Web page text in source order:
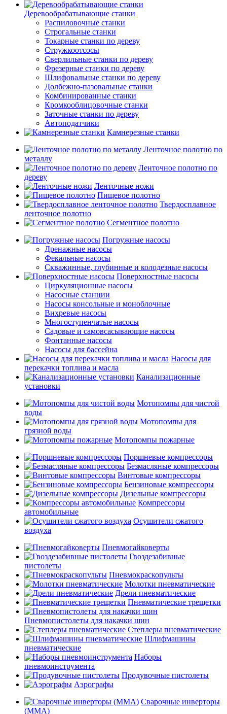
Деревообрабатывающие станки
Распиловочные станки
Строгальные станки
Токарные станки по дереву
Стружкоотсосы
Сверлильные станки по дереву
Фрезерные станки по дереву
Шлифовальные станки по дереву
Долбежно-пазовальные станки
Комбинированные станки
Кромкооблицовочные станки
Заточные станки по дереву
Автоподатчики
Камнерезные станки
Ленточное полотно по
металлу
Ленточное полотно по
дереву
Ленточные ножи
Пищевое полотно
Твердосплавное
ленточное полотно
Сегментное полотно
Погружные насосы
Дренажные насосы
Фекальные насосы
Скважинные, глубинные и колодезные насосы
Поверхностные насосы
Циркуляционные насосы
Насосные станции
Насосы консольные и моноблочные
Вихревые насосы
Многоступенчатые насосы
Садовые и самовсасывающие насосы
Фонтанные насосы
Насосы для бассейна
Насосы для
перекачки топлива и масла
Канализационные
установки
Мотопомпы для чистой
воды
Мотопомпы для
грязной воды
Мотопомпы пожарные
Поршневые компрессоры
Безмасляные компрессоры
Винтовые компрессоры
Бензиновые компрессоры
Дизельные компрессоры
Компрессоры
автомобильные
Осушители сжатого
воздуха
Пневмогайковерты
Гвоздезабивные
пистолеты
Пневмокраскопульты
Молотки пневматические
Дрели пневматические
Пневматические трещетки
Пневмопистолеты для накачки шин
Степлеры пневматические
Шлифмашины
пневматические
Наборы
пневмоинструмента
Продувочные пистолеты
Аэрографы
Сварочные инверторы
(MMA)